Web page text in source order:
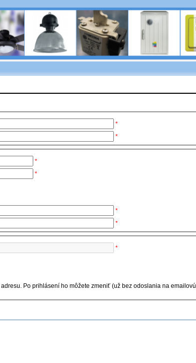
*
*
*
*
*
*
*
Po prihlásení ho môžete zmeniť (už bez odoslania na emailovú